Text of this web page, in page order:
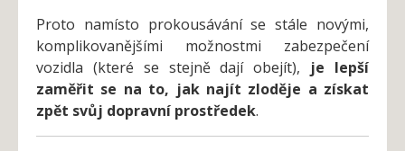
Proto namísto prokousávání se stále novými,
komplikovanějšími možnostmi zabezpečení
vozidla (které se stejně dají obejít), je lepší
zaměřit se na to, jak najít zloděje a získat
zpět svůj dopravní prostředek.